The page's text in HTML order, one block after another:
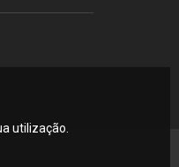
utilização.